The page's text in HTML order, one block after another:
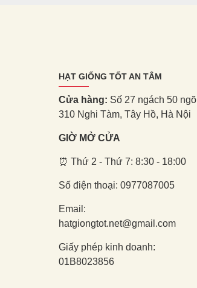
HẠT GIỐNG TỐT AN TÂM
Cửa hàng: Số 27 ngách 50 ngõ
310 Nghi Tàm, Tây Hồ, Hà Nội
GIỜ MỞ CỬA
⏰ Thứ 2 - Thứ 7: 8:30 - 18:00
Số điện thoại: 0977087005
Email:
hatgiongtot.net@gmail.com
Giấy phép kinh doanh:
01B8023856